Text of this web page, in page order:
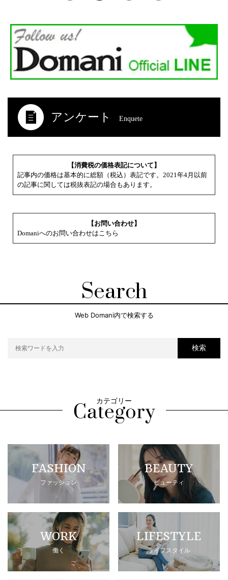
アンケート Enquete
【消費税の価格表記について】
記事内の価格は基本的に総額（税込）表記です。2021年4月以前
の記事に関しては税抜表記の場合もあります。
【お問い合わせ】
Domaniへのお問い合わせはこちら
Search
Web Domani内で検索する
検索
カテゴリー
FASHION
ファッション
BEAUTY
ビューティ
WORK
働く
LIFESTYLE
ライフスタイル